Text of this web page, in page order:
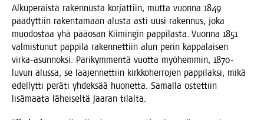
Alku­pe­räis­tä raken­nus­ta kor­jat­tiin, mut­ta vuon­na 1849
pää­dyt­tiin raken­ta­maan alus­ta asti uusi raken­nus, joka
muo­dos­taa yhä pää­osan Kii­min­gin pap­pi­las­ta. Vuon­na 1851
val­mis­tu­nut pap­pi­la raken­net­tiin alun perin kap­pa­lai­sen
vir­ka-asun­nok­si. Pari­kym­men­tä vuot­ta myö­hem­min, 1870-
luvun alus­sa, se laa­jen­net­tiin kirk­ko­her­ro­jen pap­pi­lak­si, mikä
edel­lyt­ti perä­ti yhdek­sää huo­net­ta. Samal­la ostet­tiin
lisä­maa­ta lähei­sel­tä Jaa­ran tilalta.